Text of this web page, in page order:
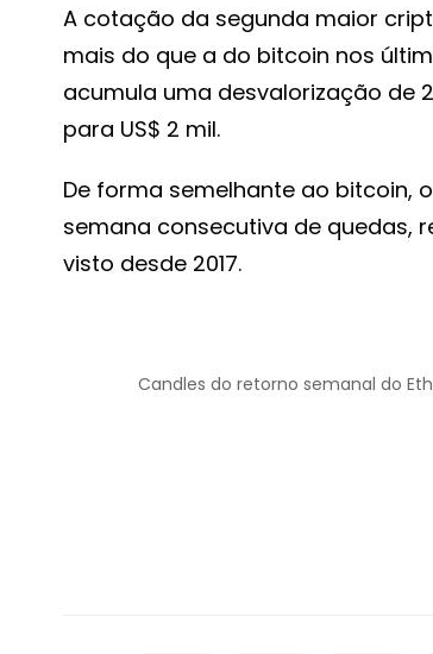
A cotação da segunda maior
mais do que a do bitcoin nos
acumula uma desvalorização de
para US$ 2 mil.
De forma semelhante ao bitcoin,
semana consecutiva de quedas,
visto desde 2017.
Candles do retorno semanal do